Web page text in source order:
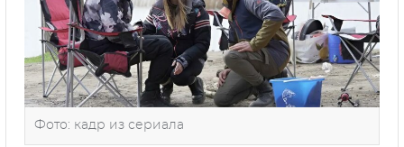
Фото: кадр из сериала